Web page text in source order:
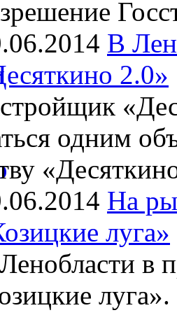
В
2.0»
одним
На
луга»
в
луга».